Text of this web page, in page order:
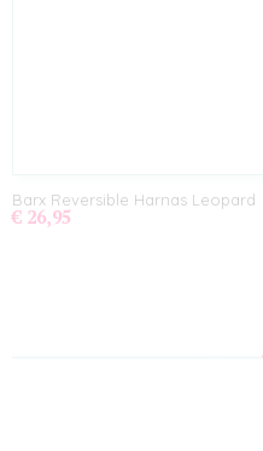
Barx Reversible Harnas Leopard
€ 26,95